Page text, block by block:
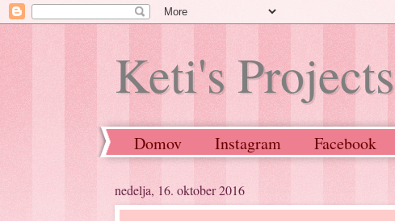
Keti's Projects
Domov Instagram Facebook
nedelja, 16. oktober 2016